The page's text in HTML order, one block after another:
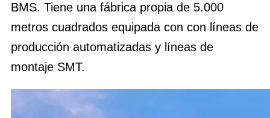
BMS. Tiene una fábrica propia de 5.000
metros cuadrados equipada con con líneas de
producción automatizadas y líneas de
montaje SMT.